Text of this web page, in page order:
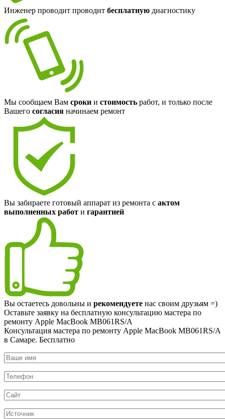
Инженер проводит проводит бесплатную диагностику
Мы сообщаем Вам сроки и стоимость работ, и только после
Вашего согласия начинаем ремонт
Вы забираете готовый аппарат из ремонта с актом
выполненных работ и гарантией
Вы остаетесь довольны и рекомендуете нас своим друзьям =)
Оставьте заявку на бесплатную консультацию мастера по
ремонту Apple MacBook MB061RS/A
Консультация мастера по ремонту Apple MacBook MB061RS/A
в Самаре. Бесплатно